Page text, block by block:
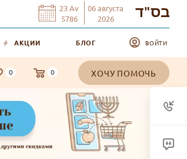
23Av
5786
06августа
2026
בס"ד
ВОЙТИ
АКЦИИ БЛОГ
0 0 ХОЧУ ПОМОЧЬ